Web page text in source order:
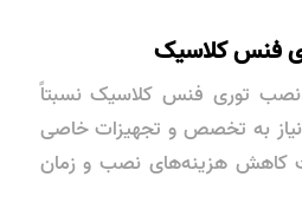
فنس کلاسیک
نصب توری فنس کلاسیک نسبتاً
به تخصص و تجهیزات خاصی
کاهش هزینه‌های نصب و زمان